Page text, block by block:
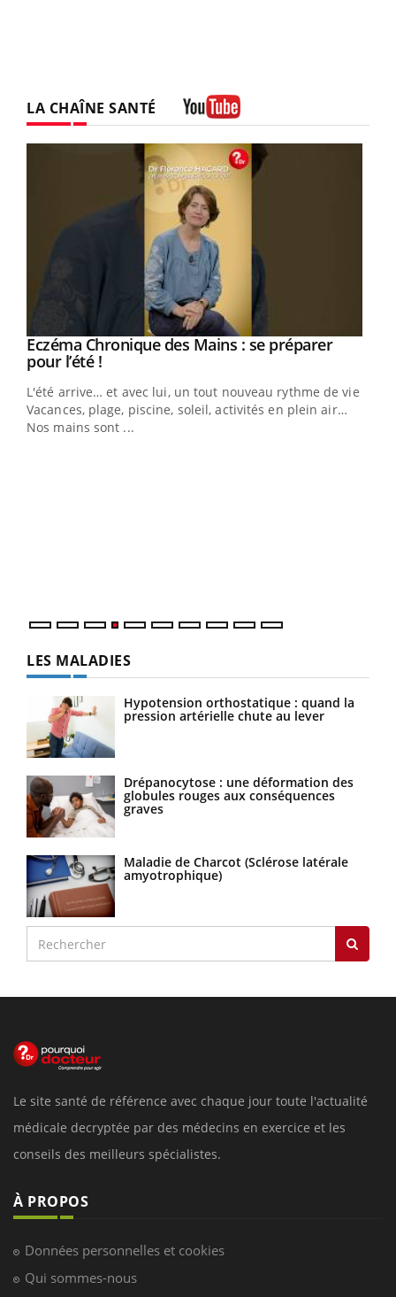
LA CHAÎNE SANTÉ
Youtube
Eczéma Chronique des Mains : se préparer
pour l’été !Youtube
L'été arrive… et avec lui, un tout nouveau rythme de vie !
Vacances, plage, piscine, soleil, activités en plein air…
Nos mains sont ...
LES MALADIES
Hypotension orthostatique : quand la
pression artérielle chute au lever
Drépanocytose : une déformation des
globules rouges aux conséquences
graves
Maladie de Charcot (Sclérose latérale
amyotrophique)
Le site santé de référence avec chaque jour toute l'actualité
médicale decryptée par des médecins en exercice et les
conseils des meilleurs spécialistes.
À PROPOS
Données personnelles et cookies
Qui sommes-nous